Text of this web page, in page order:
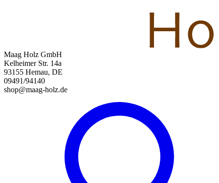
Maag Holz GmbH
Kelheimer Str. 14a
93155 Hemau, DE
09491/94140
shop@maag-holz.de